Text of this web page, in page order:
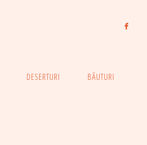
DESERTURI BĂUTURI